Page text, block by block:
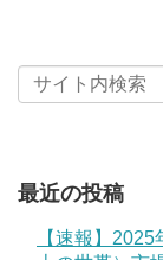
最近の投稿
【速報】